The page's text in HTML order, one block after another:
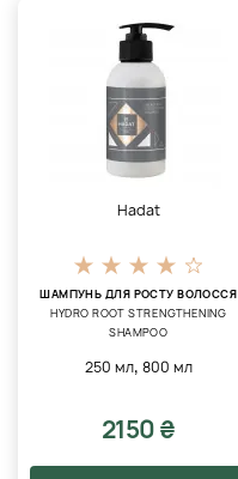
Hadat
ШАМПУНЬ ДЛЯ РОСТУ ВОЛОССЯ
HYDRO ROOT STRENGTHENING
SHAMPOO
250 мл, 800 мл
2150 ₴